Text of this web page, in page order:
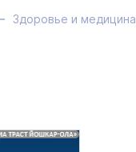
Здоровье и медицина